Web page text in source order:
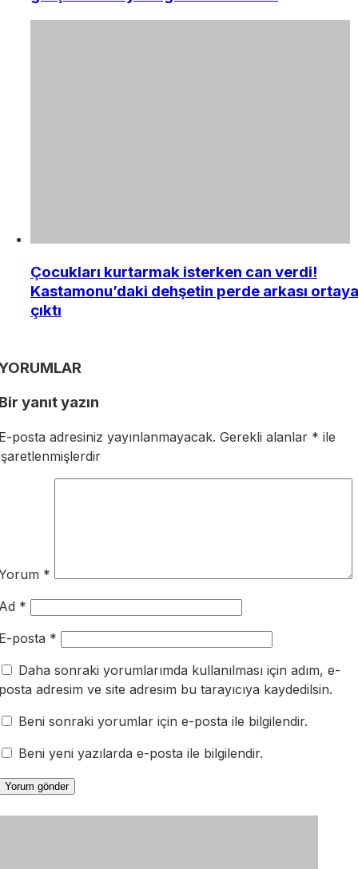
Çocukları kurtarmak isterken can verdi!
Kastamonu’daki dehşetin perde arkası ortaya
çıktı
yanıt yazın
posta adresiniz yayınlanmayacak. Gerekli alanlar * ile
*
*
posta *
Daha sonraki yorumlarımda kullanılması için adım, e-
adresim ve site adresim bu tarayıcıya kaydedilsin.
Beni sonraki yorumlar için e-posta ile bilgilendir.
Beni yeni yazılarda e-posta ile bilgilendir.